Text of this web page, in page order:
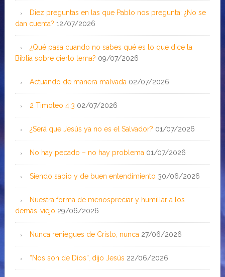
Diez preguntas en las que Pablo nos pregunta: ¿No se
dan cuenta? 12/07/2026
¿Qué pasa cuando no sabes qué es lo que dice la
Biblia sobre cierto tema? 09/07/2026
Actuando de manera malvada 02/07/2026
2 Timoteo 4:3 02/07/2026
¿Será que Jesús ya no es el Salvador? 01/07/2026
No hay pecado – no hay problema 01/07/2026
Siendo sabio y de buen entendimiento 30/06/2026
Nuestra forma de menospreciar y humillar a los
demás-viejo 29/06/2026
Nunca reniegues de Cristo, nunca 27/06/2026
“Nos son de Dios”, dijo Jesús 22/06/2026